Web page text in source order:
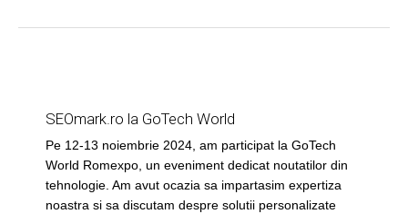
SEOmark.ro la GoTech World
Pe 12-13 noiembrie 2024, am participat la GoTech
World Romexpo, un eveniment dedicat noutatilor din
tehnologie. Am avut ocazia sa impartasim expertiza
noastra si sa discutam despre solutii personalizate